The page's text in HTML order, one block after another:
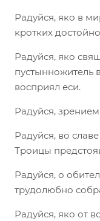
Радуйся, яко в
кротких
Радуйся, яко
пустынножитель
восприял еси.
Радуйся,
Радуйся, во
Троицы
Радуйся, о
трудолюбно
Радуйся, яко от